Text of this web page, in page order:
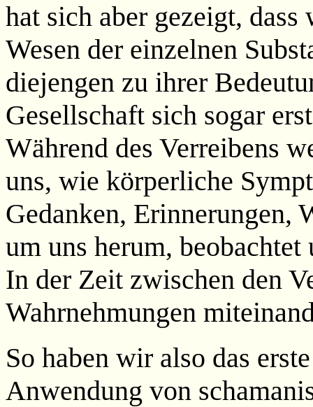
hat sich aber gezeigt,
Wesen der einzelnen
diejengen zu ihrer
Gesellschaft sich sogar
Während des Verreibens
uns, wie körperliche
Gedanken, Erinnerungen,
um uns herum,
In der Zeit zwischen den
Wahrnehmungen
So haben wir also das
Anwendung von